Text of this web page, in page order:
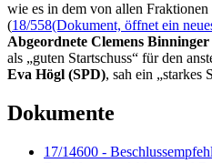
wie es in dem von allen
(18/558(Dokument, öffnet ein
Abgeordnete Clemens Binninger
als „guten Startschuss“ für den
Eva Högl (SPD), sah ein „starkes
Dokumente
17/14600 -